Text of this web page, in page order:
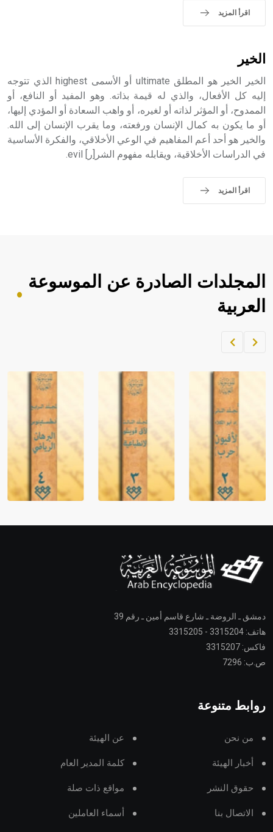
اقرأ المزيد
الخير
الخير الخير هو المطلق ultimate أو الأسمى highest الذي تتوجه
إليه كل الأفعال، والذي له قيمة بذاته. وهو المفيد أو النافع، أو
الممدوح، أو المؤثر لذاته أو لغيره، أو واهب السعادة أو المؤدي إليها،
أو ما يكون به كمال الإنسان ورفعته، وما يقرب الإنسان إلى الله.
والخير هو أحد أعم المفاهيم في الوعي الأخلاقي، والفكرة الأساسية
في الدراسات الأخلاقية، ويقابله مفهوم الشر[ر] evil.
اقرأ المزيد
المجلدات الصادرة عن الموسوعة
العربية
دمشق ـ الروضة ـ شارع قاسم أمين ـ رقم 39
هاتف: 3315204 - 3315205
فاكس: 3315207
ص.ب: 7296
روابط متنوعة
من نحن عن الهيئة
أخبار الهيئة كلمة المدير العام
حقوق النشر مواقع ذات صلة
الاتصال بنا أسماء العاملين